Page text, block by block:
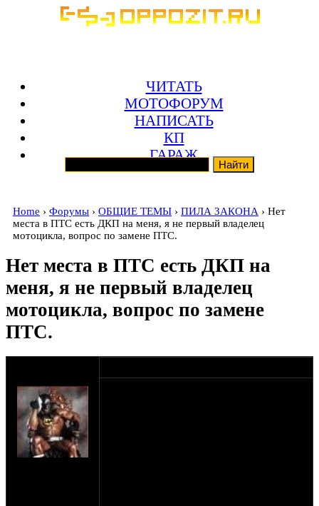
ЧИТАТЬ
МОТОФОРУМ
НАПИСАТЬ
КП
ГАРАЖ
Home › Форумы › ОБЩИЕ ТЕМЫ › ПИЛА ЗАКОНА › Нет
места в ПТС есть ДКП на меня, я не первый владелец
мотоцикла, вопрос по замене ПТС.
Нет места в ПТС есть ДКП на
меня, я не первый владелец
мотоцикла, вопрос по замене
ПТС.